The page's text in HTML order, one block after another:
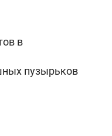
в
пузырьков